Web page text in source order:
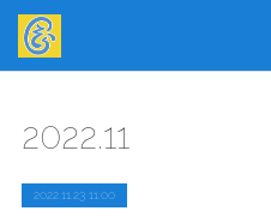
2022.11
2022.11.23 11:00